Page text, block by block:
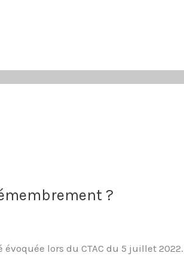
?
lors du CTAC du 5 juillet 2022.